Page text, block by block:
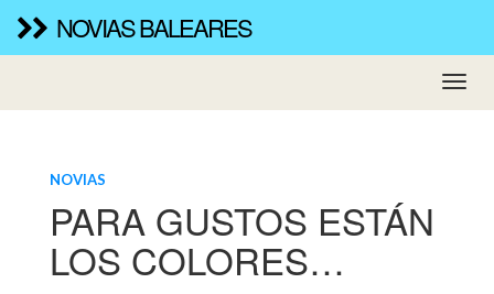
NOVIAS BALEARES
NOVIAS
PARA GUSTOS ESTÁN
LOS COLORES…